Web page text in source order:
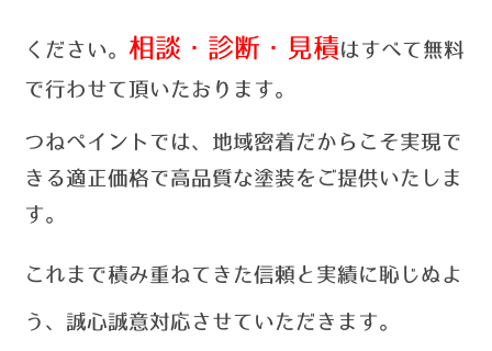
ください。 相談・診断・見積はすべて無料
で行わせて頂いたおります。
つねペイントでは、 地域密着だからこそ実現で
きる適正価格で高品質な塗装をご提供いたしま
す。
これまで積み重ねてきた信頼と実績に恥じぬよ
う、誠心誠意対応させていただきます。